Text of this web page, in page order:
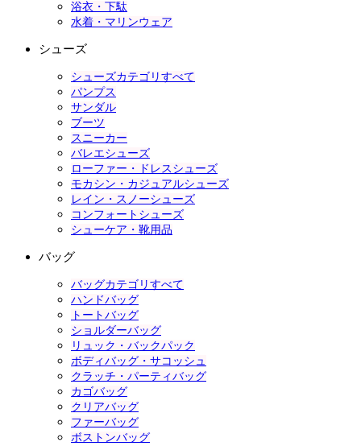
浴衣・下駄
水着・マリンウェア
シューズ
シューズカテゴリすべて
パンプス
サンダル
ブーツ
スニーカー
バレエシューズ
ローファー・ドレスシューズ
モカシン・カジュアルシューズ
レイン・スノーシューズ
コンフォートシューズ
シューケア・靴用品
バッグ
バッグカテゴリすべて
ハンドバッグ
トートバッグ
ショルダーバッグ
リュック・バックパック
ボディバッグ・サコッシュ
クラッチ・パーティバッグ
カゴバッグ
クリアバッグ
ファーバッグ
ボストンバッグ